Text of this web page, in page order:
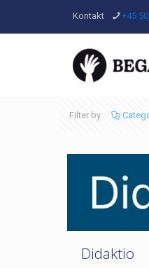
Kontakt +45
Filter by
Didaktio